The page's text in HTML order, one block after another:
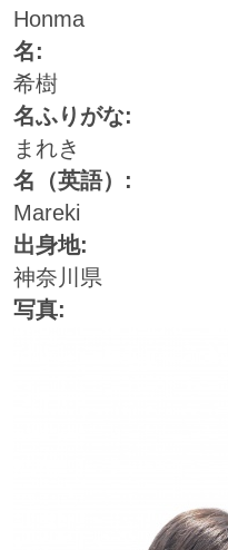
Honma
名:
希樹
名ふりがな:
まれき
名（英語）:
Mareki
出身地:
神奈川県
写真: